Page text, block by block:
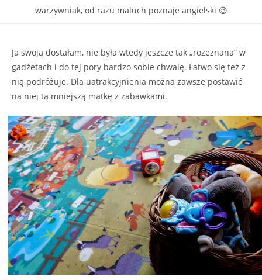
warzywniak, od razu maluch poznaje angielski 😉
Ja swoją dostałam, nie była wtedy jeszcze tak „rozeznana” w
gadżetach i do tej pory bardzo sobie chwalę. Łatwo się też z
nią podróżuje. Dla uatrakcyjnienia można zawsze postawić
na niej tą mniejszą matkę z zabawkami.